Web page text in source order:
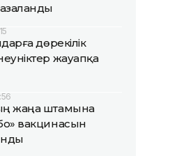
дөрекілік
жауапқа
жаңа штамына
вакцинасын